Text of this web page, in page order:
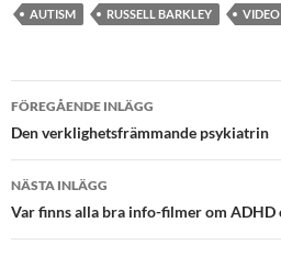
AUTISM
RUSSELL BARKLEY VIDEO
Inläggsnavigering
FÖREGÅENDE INLÄGG
Den verklighetsfrämmande psykiatrin
NÄSTA INLÄGG
Var finns alla bra info-filmer om ADHD